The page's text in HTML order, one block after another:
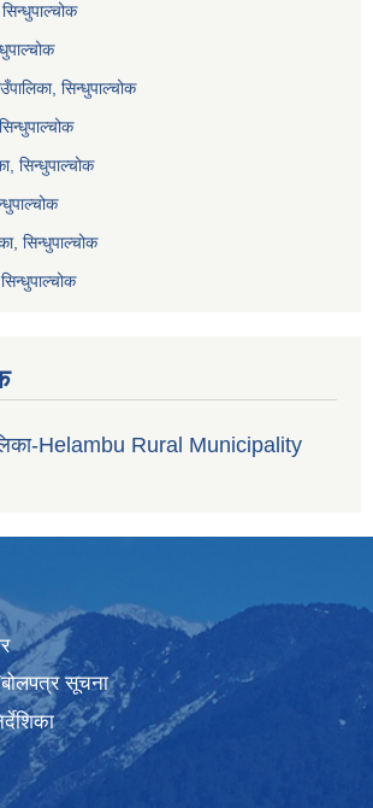
सिन्धुपाल्चोक
सिन्धुपाल्चोक
सिन्धुपाल्चोक
Helambu Rural Municipality
सूचना